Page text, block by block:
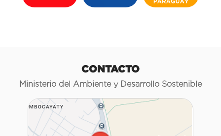
CONTACTO
Ministerio del Ambiente y Desarrollo Sostenible